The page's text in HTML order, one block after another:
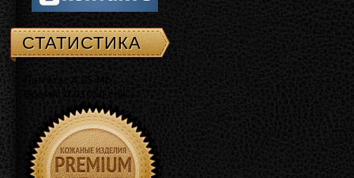
СТАТИСТИКА
Память: 4.25 Mb
Время: 0.01050 сек.